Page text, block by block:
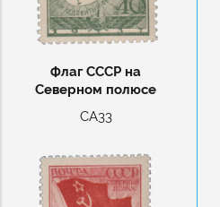
Флаг СССР на
Северном полюсе
СА33